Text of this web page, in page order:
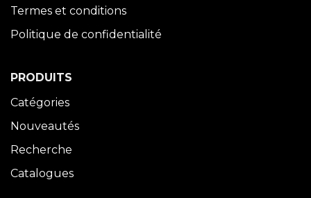
Termes et conditions
Politique de confidentialité
PRODUITS
Catégories
Nouveautés
Recherche
Catalogues